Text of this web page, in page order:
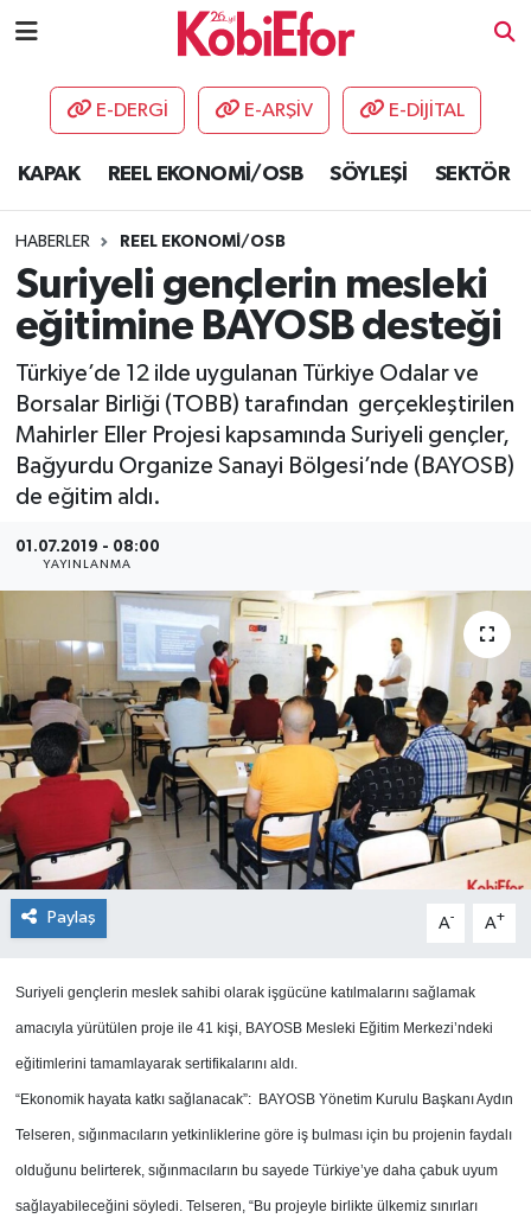
E-DERGİ E-ARŞİV E-DİJİTAL
KAPAK REEL EKONOMİ/OSB SÖYLEŞİ SEKTÖR
HABERLER REEL EKONOMİ/OSB
Suriyeli gençlerin mesleki
eğitimine BAYOSB desteği
Türkiye’de 12 ilde uygulanan Türkiye Odalar ve
Borsalar Birliği (TOBB) tarafından gerçekleştirilen
Mahirler Eller Projesi kapsamında Suriyeli gençler,
Bağyurdu Organize Sanayi Bölgesi’nde (BAYOSB)
de eğitim aldı.
01.07.2019 - 08:00
YAYINLANMA
Paylaş A- A+
Suriyeli gençlerin meslek sahibi olarak işgücüne katılmalarını sağlamak
amacıyla yürütülen proje ile 41 kişi, BAYOSB Mesleki Eğitim Merkezi’ndeki
eğitimlerini tamamlayarak sertifikalarını aldı.
“Ekonomik hayata katkı sağlanacak”: BAYOSB Yönetim Kurulu Başkanı Aydın
Telseren, sığınmacıların yetkinliklerine göre iş bulması için bu projenin faydalı
olduğunu belirterek, sığınmacıların bu sayede Türkiye’ye daha çabuk uyum
sağlayabileceğini söyledi. Telseren, “Bu projeyle birlikte ülkemiz sınırları
AKADEMİ
DESTEK-TEŞVİK
ETKİNLİK
GÜNCEL
HABERLER
KAPAK
OSB
SEKTÖR
ŞİRKET PANO
SÖYLEŞİ
ÜLKE
YAŞAM